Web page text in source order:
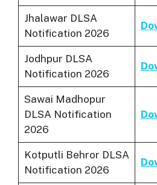
Jhalawar DLSA
Notification 2026
Jodhpur DLSA
Notification 2026
Sawai Madhopur
DLSA Notification
2026
Kotputli Behror DLSA
Notification 2026